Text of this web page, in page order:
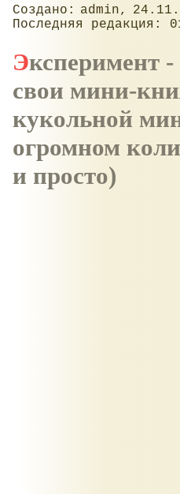
admin
Эксперимент - как сделать
свои мини-
кукольной
огромном
и просто)